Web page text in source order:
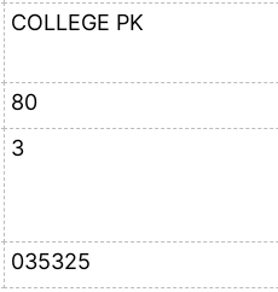
COLLEGE PK
80
3
035325